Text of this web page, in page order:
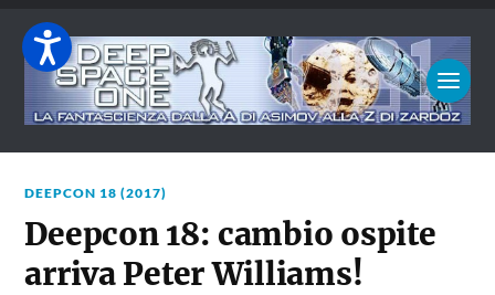
DEEPCON 18 (2017)
Deepcon 18: cambio ospite
arriva Peter Williams!